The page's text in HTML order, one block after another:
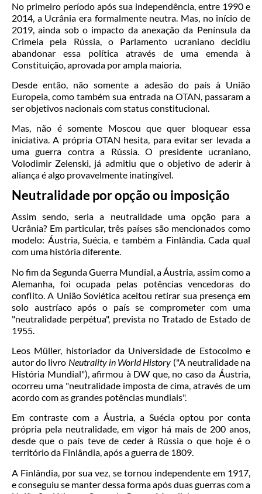
No primeiro período após sua independência, entre 1990 e
2014, a Ucrânia era formalmente neutra. Mas, no início de
2019, ainda sob o impacto da anexação da Península da
Crimeia pela Rússia, o Parlamento ucraniano decidiu
abandonar essa política através de uma emenda à
Constituição, aprovada por ampla maioria.
Desde então, não somente a adesão do país à União
Europeia, como também sua entrada na OTAN, passaram a
ser objetivos nacionais com status constitucional.
Mas, não é somente Moscou que quer bloquear essa
iniciativa. A própria OTAN hesita, para evitar ser levada a
uma guerra contra a Rússia. O presidente ucraniano,
Volodimir Zelenski, já admitiu que o objetivo de aderir à
aliança é algo provavelmente inatingível.
Neutralidade por opção ou imposição
Assim sendo, seria a neutralidade uma opção para a
Ucrânia? Em particular, três países são mencionados como
modelo: Áustria, Suécia, e também a Finlândia. Cada qual
com uma história diferente.
No fim da Segunda Guerra Mundial, a Áustria, assim como a
Alemanha, foi ocupada pelas potências vencedoras do
conflito. A União Soviética aceitou retirar sua presença em
solo austríaco após o país se comprometer com uma
"neutralidade perpétua", prevista no Tratado de Estado de
1955.
Leos Müller, historiador da Universidade de Estocolmo e
autor do livro Neutrality in World History ("A neutralidade na
História Mundial"), afirmou à DW que, no caso da Áustria,
ocorreu uma "neutralidade imposta de cima, através de um
acordo com as grandes potências mundiais".
Em contraste com a Áustria, a Suécia optou por conta
própria pela neutralidade, em vigor há mais de 200 anos,
desde que o país teve de ceder à Rússia o que hoje é o
território da Finlândia, após a guerra de 1809.
A Finlândia, por sua vez, se tornou independente em 1917,
e conseguiu se manter dessa forma após duas guerras com a